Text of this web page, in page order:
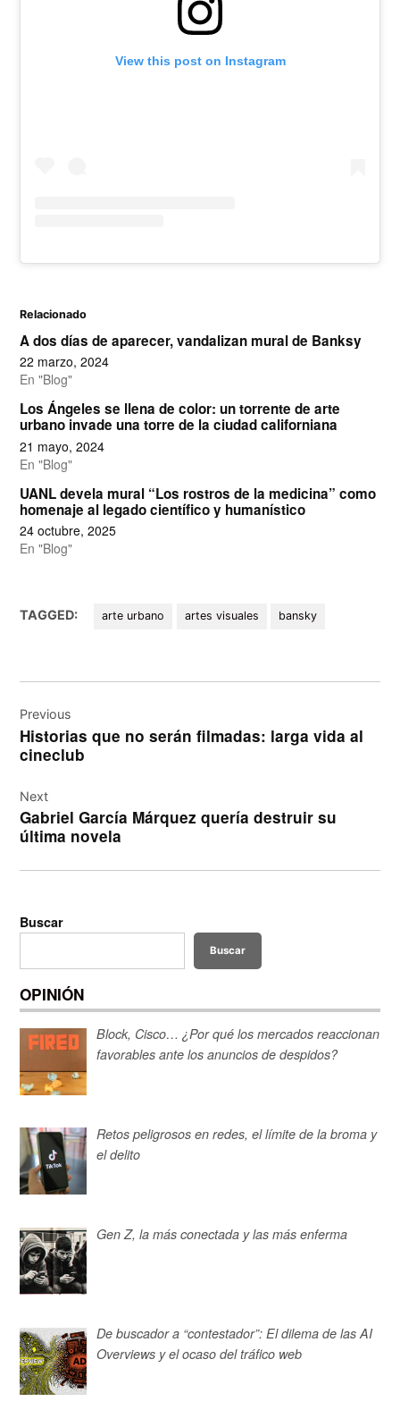
View this post on Instagram
Relacionado
A dos días de aparecer, vandalizan mural de Banksy
22 marzo, 2024
En "Blog"
Los Ángeles se llena de color: un torrente de arte
urbano invade una torre de la ciudad californiana
21 mayo, 2024
En "Blog"
UANL devela mural “Los rostros de la medicina” como
homenaje al legado científico y humanístico
24 octubre, 2025
En "Blog"
TAGGED: arte urbano artes visuales bansky
de
entradas
Previous
Historias que no serán filmadas: larga vida al
cineclub
Next
Gabriel García Márquez quería destruir su
última novela
Buscar
Buscar
OPINIÓN
Block, Cisco… ¿Por qué los mercados reaccionan
favorables ante los anuncios de despidos?
Retos peligrosos en redes, el límite de la broma y
el delito
Gen Z, la más conectada y las más enferma
De buscador a “contestador”: El dilema de las AI
Overviews y el ocaso del tráfico web